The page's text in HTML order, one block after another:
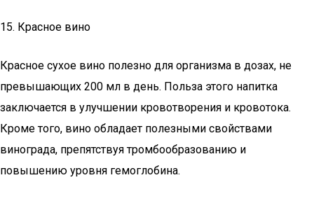
15. Красное вино
Красное сухое вино полезно для организма в дозах, не
превышающих 200 мл в день. Польза этого напитка
заключается в улучшении кровотворения и кровотока.
Кроме того, вино обладает полезными свойствами
винограда, препятствуя тромбообразованию и
повышению уровня гемоглобина.